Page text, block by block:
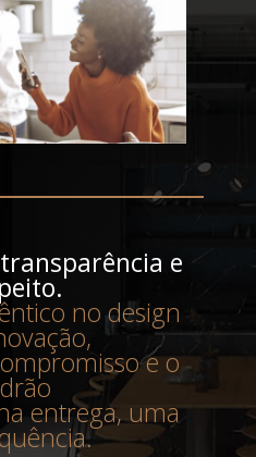
e
no design
e o
entrega, uma